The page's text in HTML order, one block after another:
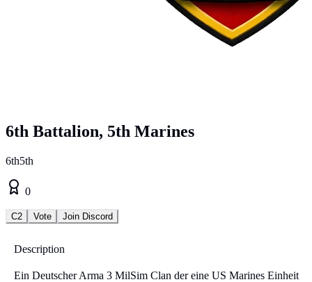
6th Battalion, 5th Marines
6th5th
0
C2 Vote Join Discord
Description
Ein Deutscher Arma 3 MilSim Clan der eine US Marines Einheit